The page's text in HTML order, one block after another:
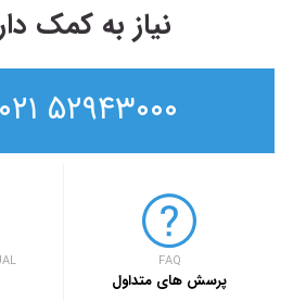
نیاز به کمک
۵۲۹۴۳۰۰۰ ۰۲۱
FAQ
پرسش های متداول